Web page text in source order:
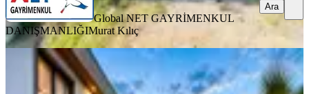
Global NET GAYRİMENKUL
DANIŞMANLIĞIMurat Kılıç
Ara
SIFIR BİNA
Silivri'de Havuzlu Site İçi Lüks Villa
Geniş Bahçe Modern Mimari